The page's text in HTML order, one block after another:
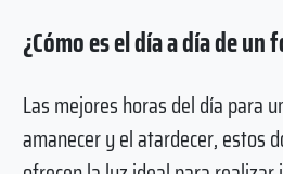
¿Cómo es el día a día de
Las mejores horas del día para
amanecer y el atardecer, estos